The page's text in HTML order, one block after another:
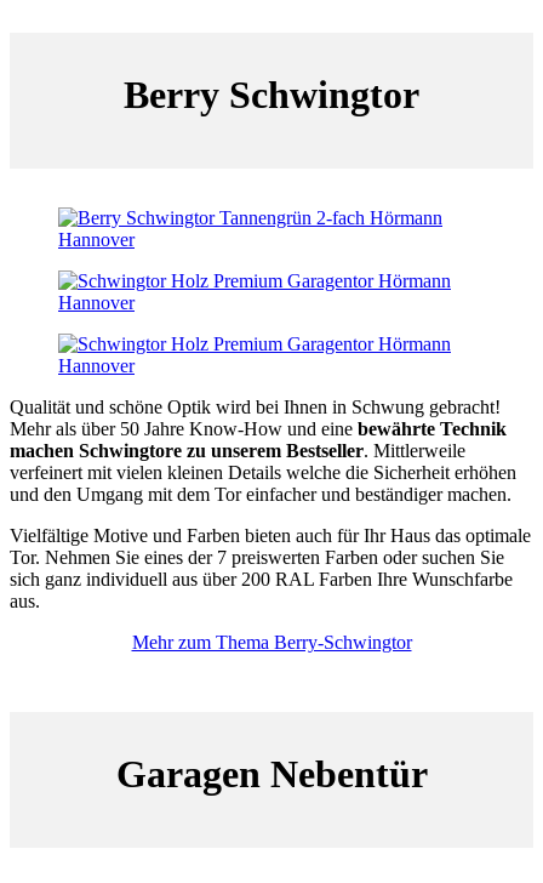
Berry Schwingtor
Qualität und schöne Optik wird bei Ihnen in Schwung gebracht!
Mehr als über 50 Jahre Know-How und eine bewährte Technik
machen Schwingtore zu unserem Bestseller. Mittlerweile
verfeinert mit vielen kleinen Details welche die Sicherheit erhöhen
und den Umgang mit dem Tor einfacher und beständiger machen.
Vielfältige Motive und Farben bieten auch für Ihr Haus das optimale
Tor. Nehmen Sie eines der 7 preiswerten Farben oder suchen Sie
sich ganz individuell aus über 200 RAL Farben Ihre Wunschfarbe
aus.
Mehr zum Thema Berry-Schwingtor
Garagen Nebentür